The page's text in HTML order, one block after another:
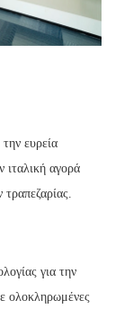
ευρεία
αγορά
τραπεζαρίας.
για την
ολοκληρωμένες